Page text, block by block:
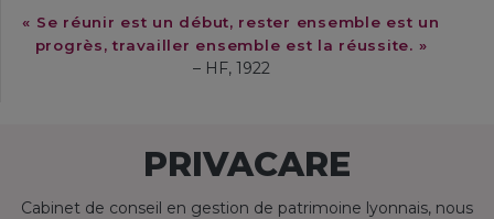
« Se réunir est un début, rester ensemble est un
progrès, travailler ensemble est la réussite. »
– HF, 1922
PRIVACARE
Cabinet de conseil en gestion de patrimoine lyonnais, nous